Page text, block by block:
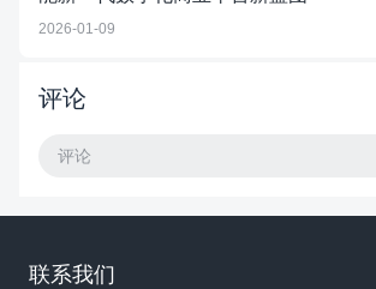
2026-01-09
评论
评论
联系我们